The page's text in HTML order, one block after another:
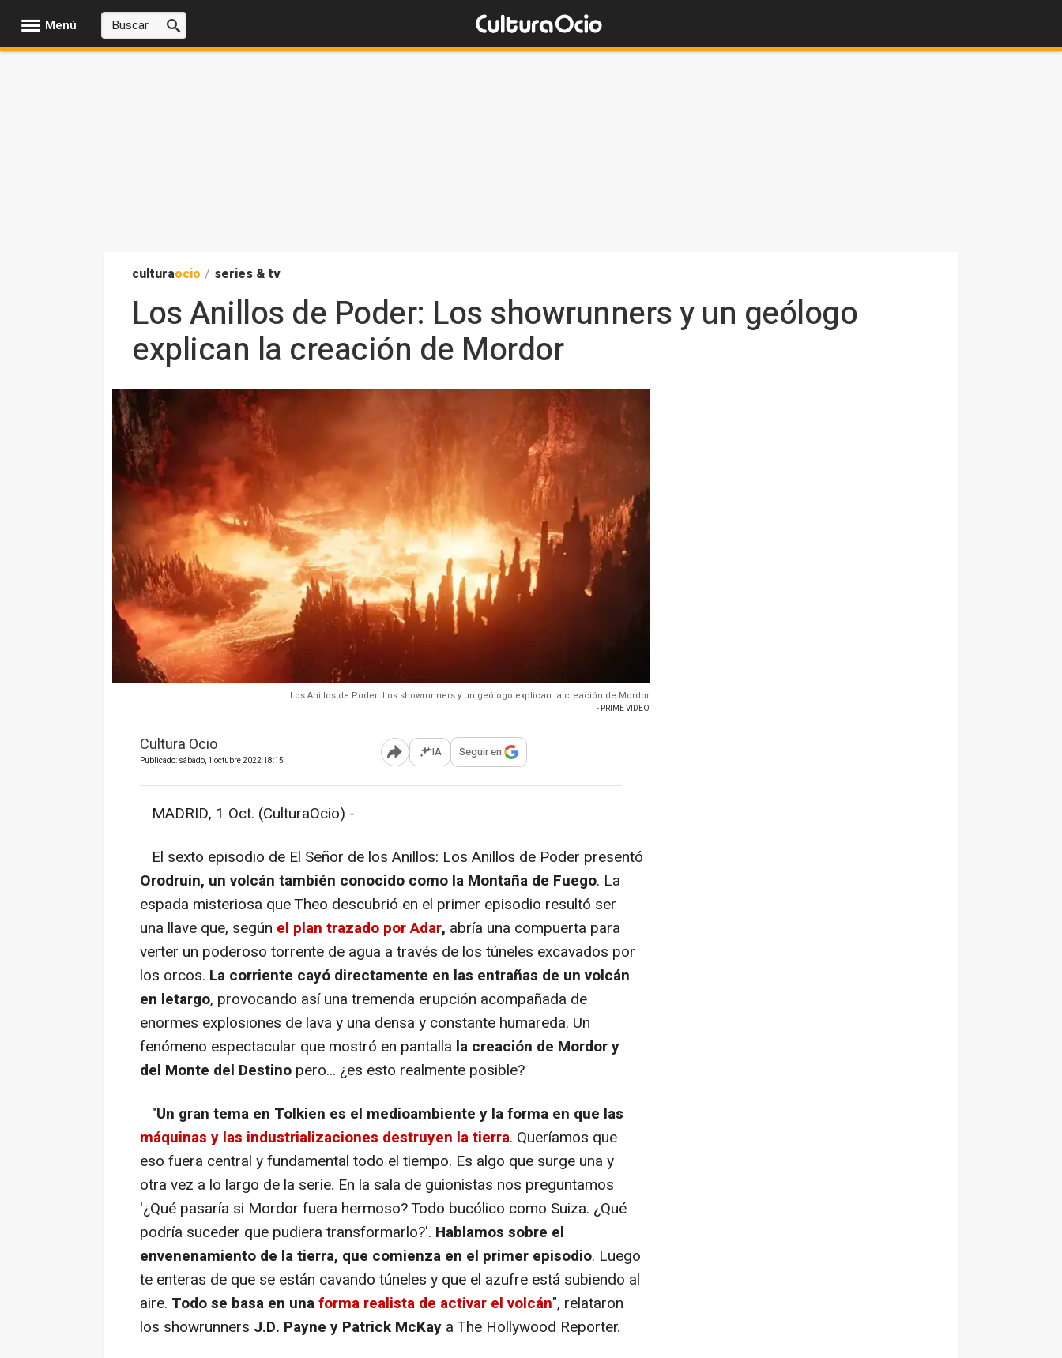
Menú
culturaocio / series & tv
Los Anillos de Poder: Los showrunners y un geólogo
explican la creación de Mordor
Los Anillos de Poder: Los showrunners y un geólogo explican la creación de Mordor
- PRIME VIDEO
Cultura Ocio
Publicado: sábado, 1 octubre 2022 18:15 Abrir opciones para compartir
IA Seguir en
MADRID, 1 Oct. (CulturaOcio) -
El sexto episodio de El Señor de los Anillos: Los Anillos de Poder presentó
Orodruin, un volcán también conocido como la Montaña de Fuego. La
espada misteriosa que Theo descubrió en el primer episodio resultó ser
una llave que, según el plan trazado por Adar, abría una compuerta para
verter un poderoso torrente de agua a través de los túneles excavados por
los orcos. La corriente cayó directamente en las entrañas de un volcán
en letargo, provocando así una tremenda erupción acompañada de
enormes explosiones de lava y una densa y constante humareda. Un
fenómeno espectacular que mostró en pantalla la creación de Mordor y
del Monte del Destino pero... ¿es esto realmente posible?
"Un gran tema en Tolkien es el medioambiente y la forma en que las
máquinas y las industrializaciones destruyen la tierra. Queríamos que
eso fuera central y fundamental todo el tiempo. Es algo que surge una y
otra vez a lo largo de la serie. En la sala de guionistas nos preguntamos
'¿Qué pasaría si Mordor fuera hermoso? Todo bucólico como Suiza. ¿Qué
podría suceder que pudiera transformarlo?'. Hablamos sobre el
envenenamiento de la tierra, que comienza en el primer episodio. Luego
te enteras de que se están cavando túneles y que el azufre está subiendo al
aire. Todo se basa en unaforma realista de activar el volcán", relataron
los showrunners J.D. Payne y Patrick McKay a The Hollywood Reporter.